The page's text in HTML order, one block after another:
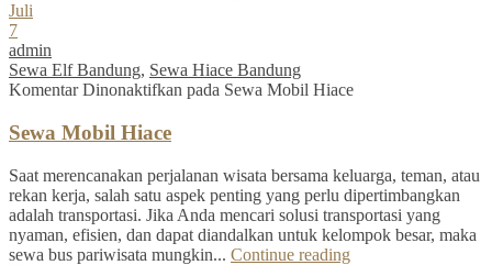
Juli
7
admin
Sewa Elf Bandung, Sewa Hiace Bandung
Komentar Dinonaktifkan pada Sewa Mobil Hiace
Sewa Mobil Hiace
Saat merencanakan perjalanan wisata bersama keluarga, teman, atau
rekan kerja, salah satu aspek penting yang perlu dipertimbangkan
adalah transportasi. Jika Anda mencari solusi transportasi yang
nyaman, efisien, dan dapat diandalkan untuk kelompok besar, maka
sewa bus pariwisata mungkin... Continue reading